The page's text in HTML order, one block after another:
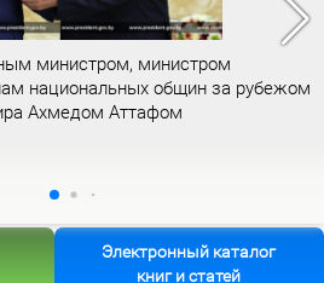
министром, министром
национальных общин за рубежом
Ахмедом Аттафом
Электронный каталог
книг и статей